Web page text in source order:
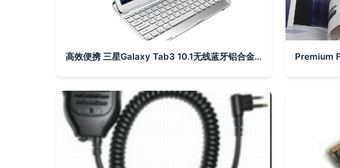
高效便携 三星Galaxy Tab3 10.1无线蓝牙铝合金键盘评测